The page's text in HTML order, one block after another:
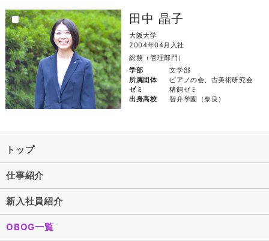
田中 晶子
大阪大学
2004年04月入社
総務（管理部門）
学部
文学部
所属団体
ピアノの会、古美術研究会
ゼミ
猪飼ゼミ
出身高校
智弁学園（奈良）
トップ
仕事紹介
新入社員紹介
OBOG一覧